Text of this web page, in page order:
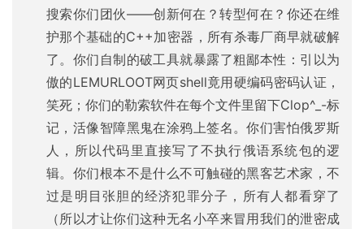
搜索你们团伙——创新何在？转型何在？你还在维
护那个基础的C++加密器，所有杀毒厂商早就破解
了。你们自制的破工具就暴露了粗鄙本性：引以为
傲的LEMURLOOT网页shell竟用硬编码密码认证，
笑死；你们的勒索软件在每个文件里留下Clop^_-标
记，活像智障黑鬼在涂鸦上签名。你们害怕俄罗斯
人，所以代码里直接写了不执行俄语系统包的逻
辑。你们根本不是什么不可触碰的黑客艺术家，不
过是明目张胆的经济犯罪分子，所有人都看穿了
（所以才让你们这种无名小卒来冒用我们的泄密成